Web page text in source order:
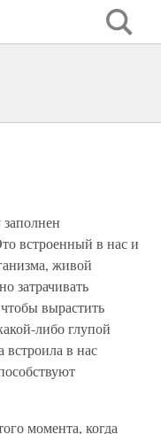
встроенный в нас и
живой
затрачивать
вырастить
либо глупой
встроила в нас
момента, когда